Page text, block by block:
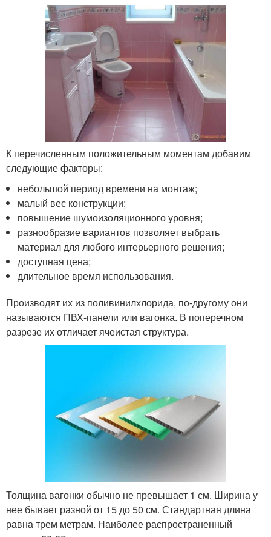
К перечисленным положительным моментам добавим
следующие факторы:
небольшой период времени на монтаж;
малый вес конструкции;
повышение шумоизоляционного уровня;
разнообразие вариантов позволяет выбрать
материал для любого интерьерного решения;
доступная цена;
длительное время использования.
Производят их из поливинилхлорида, по-другому они
называются ПВХ-панели или вагонка. В поперечном
разрезе их отличает ячеистая структура.
Толщина вагонки обычно не превышает 1 см. Ширина у
нее бывает разной от 15 до 50 см. Стандартная длина
равна трем метрам. Наиболее распространенный